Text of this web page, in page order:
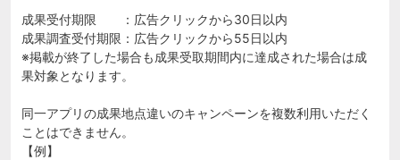
成果受付期限 ：広告クリックから30日以内
成果調査受付期限：広告クリックから55日以内
※掲載が終了した場合も成果受取期間内に達成された場合は成
果対象となります。
同一アプリの成果地点違いのキャンペーンを複数利用いただく
ことはできません。
【例】